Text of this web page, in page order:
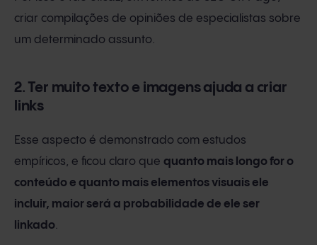
criar compilações de opiniões de especialistas sobre
um determinado assunto.
2. Ter muito texto e imagens ajuda a criar
links
Esse aspecto é demonstrado com estudos
empíricos, e ficou claro que quanto mais longo for o
conteúdo e quanto mais elementos visuais ele
incluir, maior será a probabilidade de ele ser
linkado.